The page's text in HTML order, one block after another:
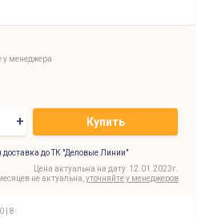
у менеджера
+ Купить
доставка до ТК "Деловые Линии"
Цена актуальна на дату: 12.01.2023г.
не актуальна, уточняйте у менеджеров
| 860002400000